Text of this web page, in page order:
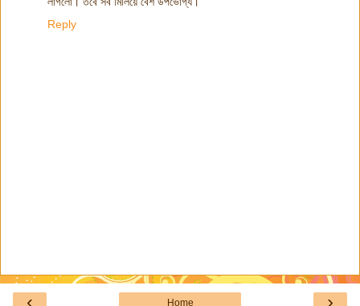
Reply
Home